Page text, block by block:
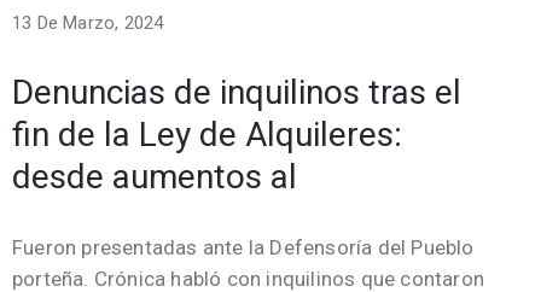
13 De Marzo, 2024
Denuncias de inquilinos tras el
fin de la Ley de Alquileres:
desde aumentos al
Fueron presentadas ante la Defensoría del Pueblo
porteña. Crónica habló con inquilinos que contaron